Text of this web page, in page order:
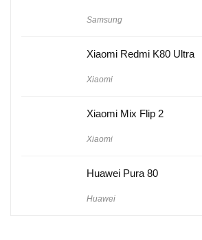
Samsung
Xiaomi Redmi K80 Ultra
Xiaomi
Xiaomi Mix Flip 2
Xiaomi
Huawei Pura 80
Huawei